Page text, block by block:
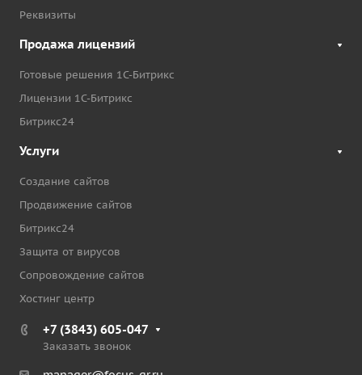
Реквизиты
Продажа лицензий
Готовые решения 1С-Битрикс
Лицензии 1С-Битрикс
Битрикс24
Услуги
Создание сайтов
Продвижение сайтов
Битрикс24
Защита от вирусов
Сопровождение сайтов
Хостинг центр
+7 (3843) 605-047
Заказать звонок